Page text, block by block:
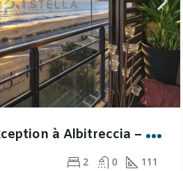
A
ppartement d’exception à Albitreccia – Vue mer & plage à deux pas
2 0 111